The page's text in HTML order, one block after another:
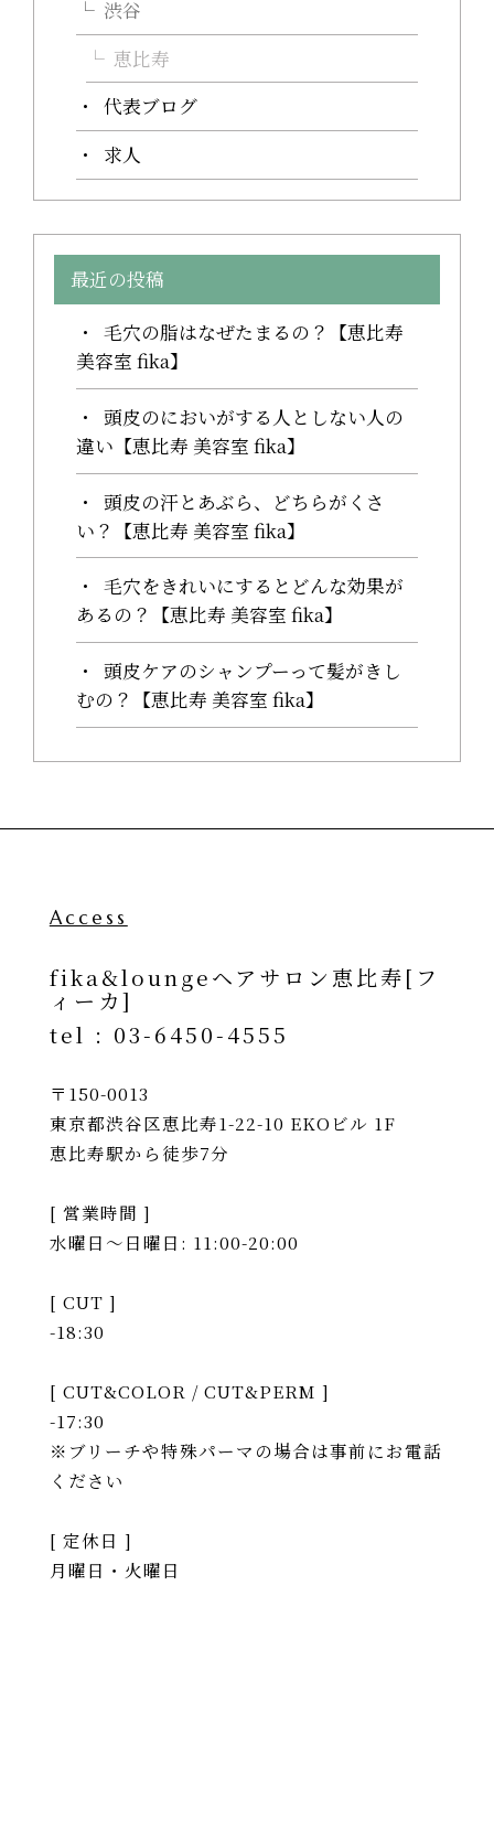
渋谷
恵比寿
代表ブログ
求人
最近の投稿
毛穴の脂はなぜたまるの？【恵比寿
美容室 fika】
頭皮のにおいがする人としない人の
違い【恵比寿 美容室 fika】
頭皮の汗とあぶら、どちらがくさ
い？【恵比寿 美容室 fika】
毛穴をきれいにするとどんな効果が
あるの？【恵比寿 美容室 fika】
頭皮ケアのシャンプーって髪がきし
むの？【恵比寿 美容室 fika】
Access
fika&loungeヘアサロン恵比寿[フ
ィーカ]
tel : 03-6450-4555
〒150-0013
東京都渋谷区恵比寿1-22-10 EKOビル 1F
恵比寿駅から徒歩7分
[ 営業時間 ]
水曜日〜日曜日: 11:00-20:00
[ CUT ]
-18:30
[ CUT&COLOR / CUT&PERM ]
-17:30
※ブリーチや特殊パーマの場合は事前にお電話
ください
[ 定休日 ]
月曜日・火曜日